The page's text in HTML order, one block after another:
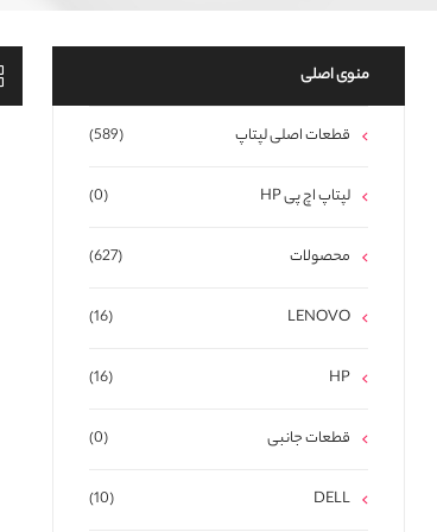
منوی اصلی
(589) قطعات اصلی لپتاپ
(0) لپتاپ اچ پی HP
(627) محصولات
(16) LENOVO
(16) HP
(0) قطعات جانبی
(10) DELL